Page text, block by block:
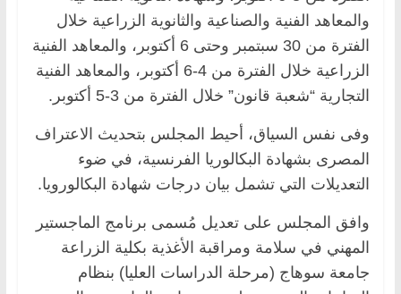
والمعاهد الفنية والصناعية والثانوية الزراعية خلال
الفترة من 30 سبتمبر وحتى 6 أكتوبر، والمعاهد الفنية
الزراعية خلال الفترة من 4-6 أكتوبر، والمعاهد الفنية
التجارية “شعبة قانون” خلال الفترة من 3-5 أكتوبر.
وفى نفس السياق، أحيط المجلس بتحديث الاعتراف
المصرى بشهادة البكالوريا الفرنسية، في ضوء
التعديلات التي تشمل بيان درجات شهادة البكالورويا.
وافق المجلس على تعديل مُسمى برنامج الماجستير
المهني في سلامة ومراقبة الأغذية بكلية الزراعة
جامعة سوهاج (مرحلة الدراسات العليا) بنظام